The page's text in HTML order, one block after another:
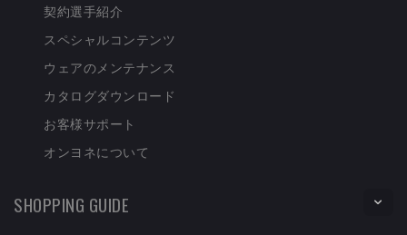
契約選手紹介
スペシャルコンテンツ
ウェアのメンテナンス
カタログダウンロード
お客様サポート
オンヨネについて
SHOPPING GUIDE